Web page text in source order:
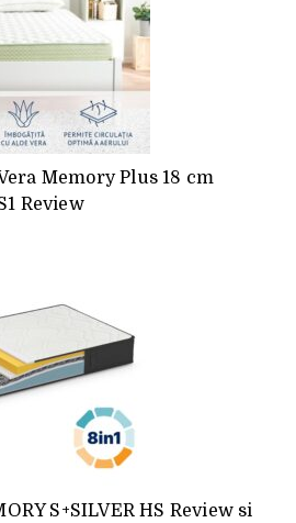
Memory Plus 18 cm
Review
S+SILVER HS Review si